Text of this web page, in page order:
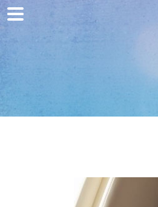
Accueil